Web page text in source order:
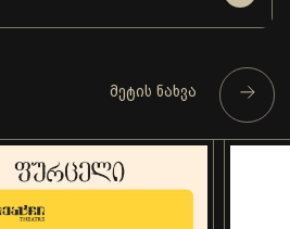
მეტის ნახვა